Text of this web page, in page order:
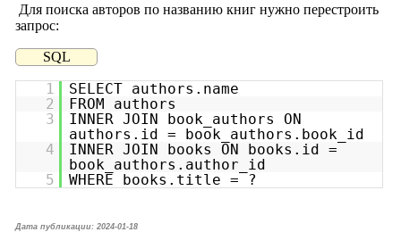
Для поиска авторов по названию книг нужно перестроить
запрос:
SQL
1
SELECT authors.name
2
FROM authors
3
INNER JOIN book_authors ON
authors.id = book_authors.book_id
4
INNER JOIN books ON books.id =
book_authors.author_id
5
WHERE books.title = ?
Дата публикации: 2024-01-18